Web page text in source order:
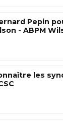
Pepin
- ABPM
les